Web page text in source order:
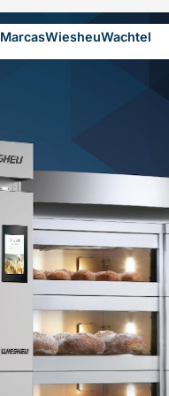
MarcasWiesheuWachtel